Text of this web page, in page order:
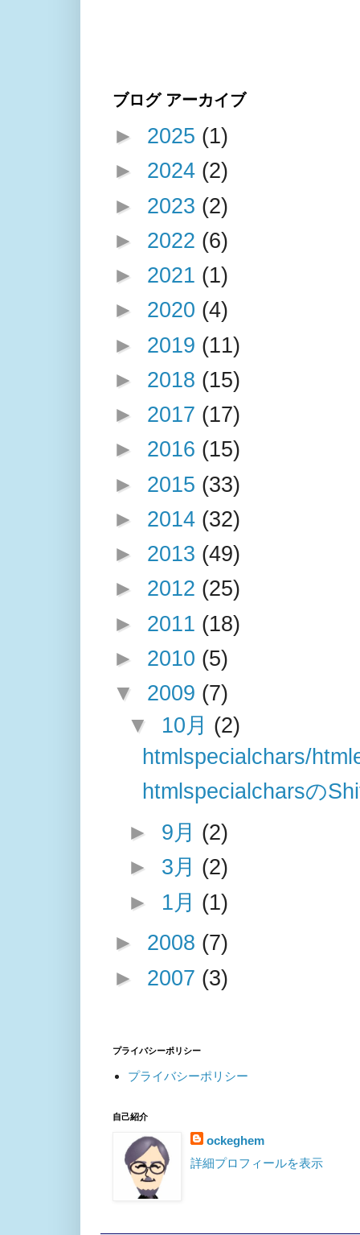
ブログ アーカイブ
► 2025 (1)
► 2024 (2)
► 2023 (2)
► 2022 (6)
► 2021 (1)
► 2020 (4)
► 2019 (11)
► 2018 (15)
► 2017 (17)
► 2016 (15)
► 2015 (33)
► 2014 (32)
► 2013 (49)
► 2012 (25)
► 2011 (18)
► 2010 (5)
▼ 2009 (7)
▼ 10月 (2)
htmlspecialchars/
htmlspecialcharsの
► 9月 (2)
► 3月 (2)
► 1月 (1)
► 2008 (7)
► 2007 (3)
プライバシーポリシー
プライバシーポリシー
自己紹介
ockeghem
詳細プロフィールを表示